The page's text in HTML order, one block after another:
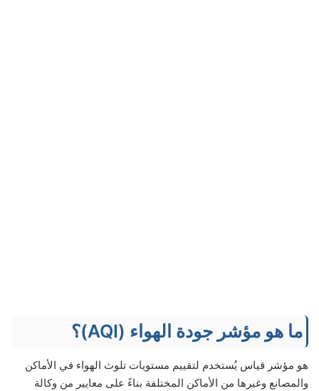
ما هو مؤشر جودة الهواء (AQI)؟
هو مؤشر قياس يُستخدم لتقييم مستويات تلوث الهواء في الأماكن
والمصانع وغيرها من الأماكن المختلفة بناءً على معايير من وكالة